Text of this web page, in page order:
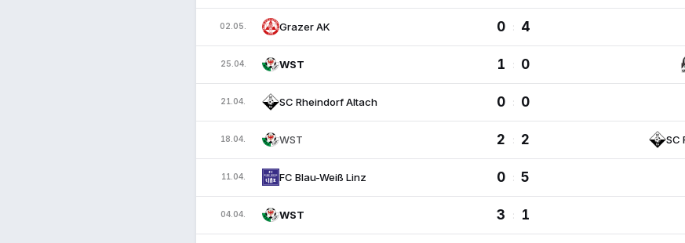
02.05. Grazer AK 0 : 4
25.04. WST 1 : 0
21.04. SC Rheindorf Altach 0 : 0
18.04. WST 2 : 2 SC
11.04. FC Blau-Weiß Linz 0 : 5
04.04. WST 3 : 1